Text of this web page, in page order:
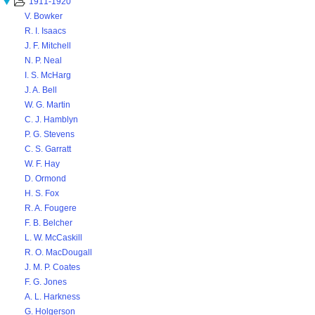
V. Bowker
R. I. Isaacs
J. F. Mitchell
N. P. Neal
I. S. McHarg
J. A. Bell
W. G. Martin
C. J. Hamblyn
P. G. Stevens
C. S. Garratt
W. F. Hay
D. Ormond
H. S. Fox
R. A. Fougere
F. B. Belcher
L. W. McCaskill
R. O. MacDougall
J. M. P. Coates
F. G. Jones
A. L. Harkness
G. Holgerson